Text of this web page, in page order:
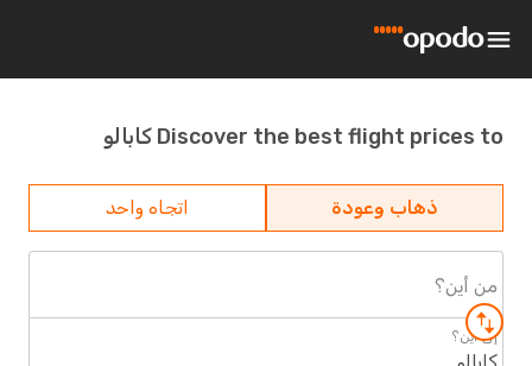
Discover the best flight prices to كابالو
ذهاب وعودة اتجاه واحد
من أين؟
إلى أين؟